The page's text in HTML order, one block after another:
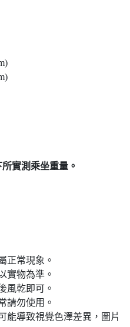
實測乘坐重量。
正常現象。
實物為準。
風乾即可。
請勿使用。
能導致視覺色澤差異，圖片